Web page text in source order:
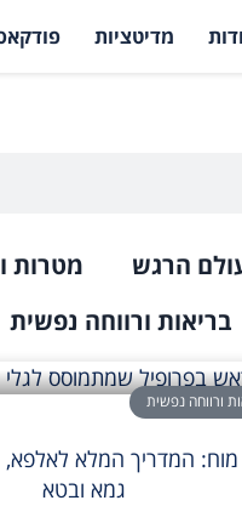
מדיטציות
הרגש מטרות
בריאות ורווחה נפשית
ורווחה נפשית
מוח: המדריך המלא
גמא ובטא